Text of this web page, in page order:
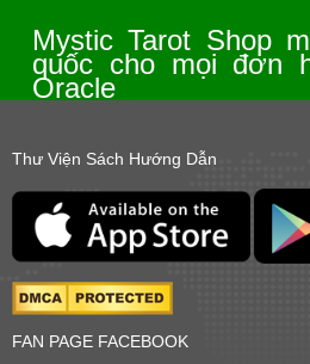
Mystic Tarot Shop
quốc cho mọi đơn
Oracle
Thư Viện Sách Hướng Dẫn
FAN PAGE FACEBOOK